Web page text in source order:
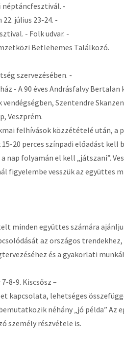
néptáncfesztivál. -
július 23-24. -
- Folk udvar. -
Betlehemes Találkozó.
szervezésében. -
- A 90 éves Andrásfalvy Bertalan
Szentendre
Veszprém.
felhívások közzétételé után,
20 perces színpadi előadást
nap folyamán el kell „játszani”.
figyelembe vesszük az
minden együttes számára
az országos
és a gyakorlati
8-9. Kiscsősz –
kapcsolata, lehetséges
néhány „jó példa”
személy részvétele is.